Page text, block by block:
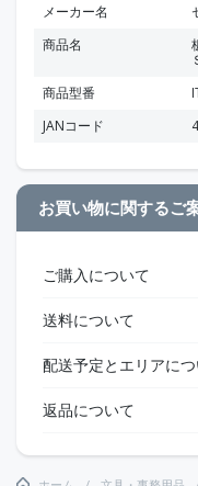
メーカー名
商品名
商品型番
JANコード
お買い物に関するご
ご購入について
送料について
配送予定とエリアに
返品について